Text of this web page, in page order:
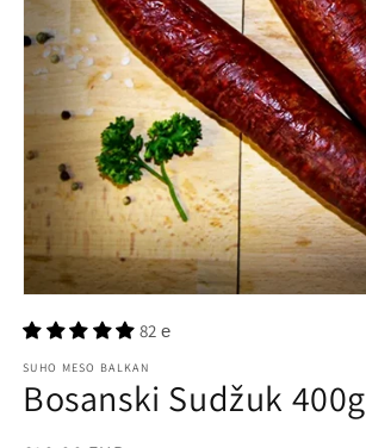
медиј
1
модалном
82 е
SUHO MESO BALKAN
Bosanski Sudžuk